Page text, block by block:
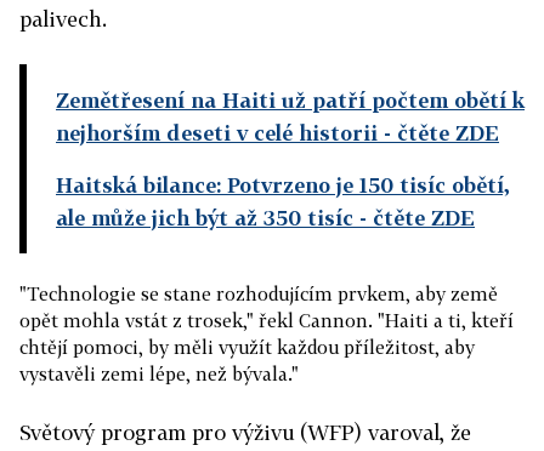
palivech.
Zemětřesení na Haiti už patří počtem obětí k
nejhorším deseti v celé historii - čtěte ZDE
Haitská bilance: Potvrzeno je 150 tisíc obětí,
ale může jich být až 350 tisíc - čtěte ZDE
"Technologie se stane rozhodujícím prvkem, aby země
opět mohla vstát z trosek," řekl Cannon. "Haiti a ti, kteří
chtějí pomoci, by měli využít každou příležitost, aby
vystavěli zemi lépe, než bývala."
Světový program pro výživu (WFP) varoval, že